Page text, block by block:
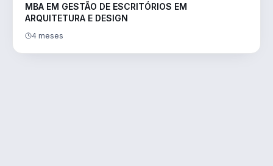
MBA EM GESTÃO DE ESCRITÓRIOS EM
ARQUITETURA E DESIGN
4 meses